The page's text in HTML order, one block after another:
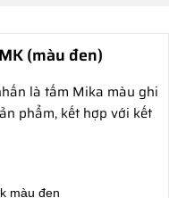
(màu đen)
là tấm Mika màu ghi
phẩm, kết hợp với kết